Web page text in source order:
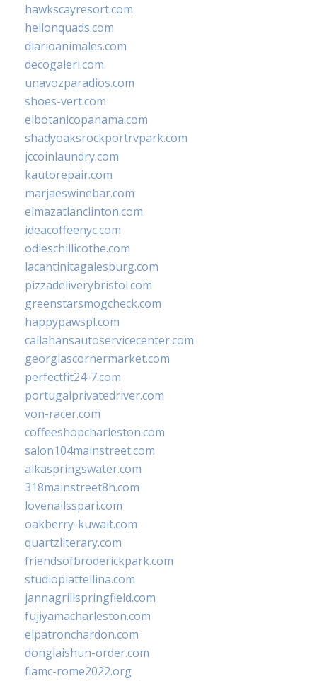
hawkscayresort.com
hellonquads.com
diarioanimales.com
decogaleri.com
unavozparadios.com
shoes-vert.com
elbotanicopanama.com
shadyoaksrockportrvpark.com
jccoinlaundry.com
kautorepair.com
marjaeswinebar.com
elmazatlanclinton.com
ideacoffeenyc.com
odieschillicothe.com
lacantinitagalesburg.com
pizzadeliverybristol.com
greenstarsmogcheck.com
happypawspl.com
callahansautoservicecenter.com
georgiascornermarket.com
perfectfit24-7.com
portugalprivatedriver.com
von-racer.com
coffeeshopcharleston.com
salon104mainstreet.com
alkaspringswater.com
318mainstreet8h.com
lovenailsspari.com
oakberry-kuwait.com
quartzliterary.com
friendsofbroderickpark.com
studiopiattellina.com
jannagrillspringfield.com
fujiyamacharleston.com
elpatronchardon.com
donglaishun-order.com
fiamc-rome2022.org